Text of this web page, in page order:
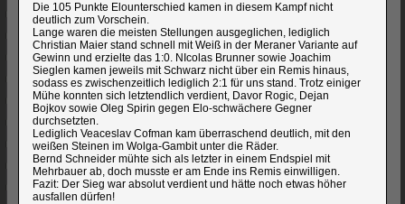
Die 105 Punkte Elounterschied kamen in diesem Kampf nicht
deutlich zum Vorschein.
Lange waren die meisten Stellungen ausgeglichen, lediglich
Christian Maier stand schnell mit Weiß in der Meraner Variante auf
Gewinn und erzielte das 1:0. NIcolas Brunner sowie Joachim
Sieglen kamen jeweils mit Schwarz nicht über ein Remis hinaus,
sodass es zwischenzeitlich lediglich 2:1 für uns stand. Trotz einiger
Mühe konnten sich letztendlich verdient, Davor Rogic, Dejan
Bojkov sowie Oleg Spirin gegen Elo-schwächere Gegner
durchsetzten.
Lediglich Veaceslav Cofman kam überraschend deutlich, mit den
weißen Steinen im Wolga-Gambit unter die Räder.
Bernd Schneider mühte sich als letzter in einem Endspiel mit
Mehrbauer ab, doch musste er am Ende ins Remis einwilligen.
Fazit: Der Sieg war absolut verdient und hätte noch etwas höher
ausfallen dürfen!